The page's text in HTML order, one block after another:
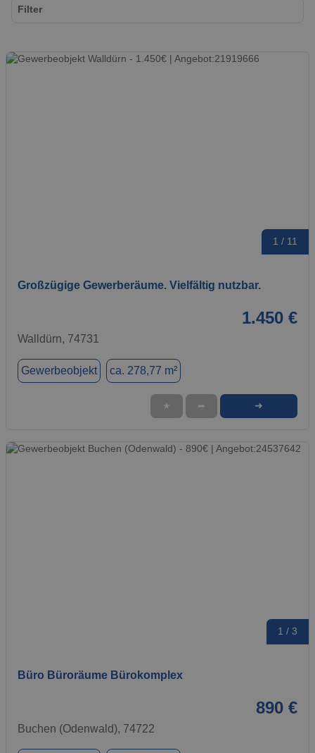
1 / 11
Großzügige Gewerberäume. Vielfältig nutzbar.
1.450 €
Walldürn, 74731
Gewerbeobjekt ca. 278,77 m²
★ ➦ ➜
1 / 3
Büro Büroräume Bürokomplex
890 €
Buchen (Odenwald), 74722
Filter